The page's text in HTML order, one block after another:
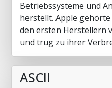
Betriebssysteme und
herstellt. Apple
den ersten Herstellern
und trug zu ihrer
ASCII